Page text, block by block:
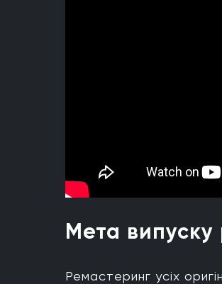
Мета випуску
Ремастеринг усіх